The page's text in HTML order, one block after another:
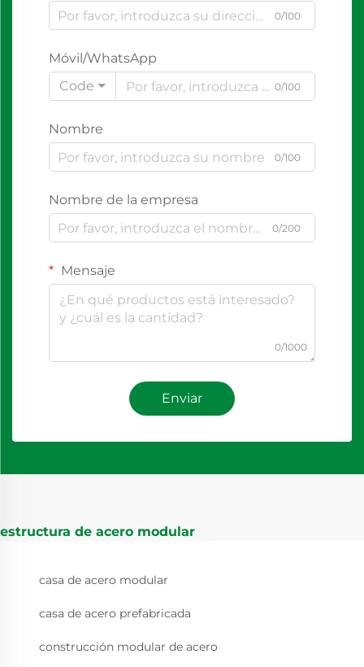
0/100
Móvil/WhatsApp
Code
0/100
Nombre
0/100
Nombre de la empresa
0/200
Mensaje
0/1000
Enviar
estructura de acero modular
casa de acero modular
casa de acero prefabricada
construcción modular de acero